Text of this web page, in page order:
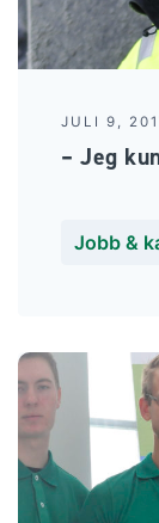
JULI 9,
– Jeg
Jobb &